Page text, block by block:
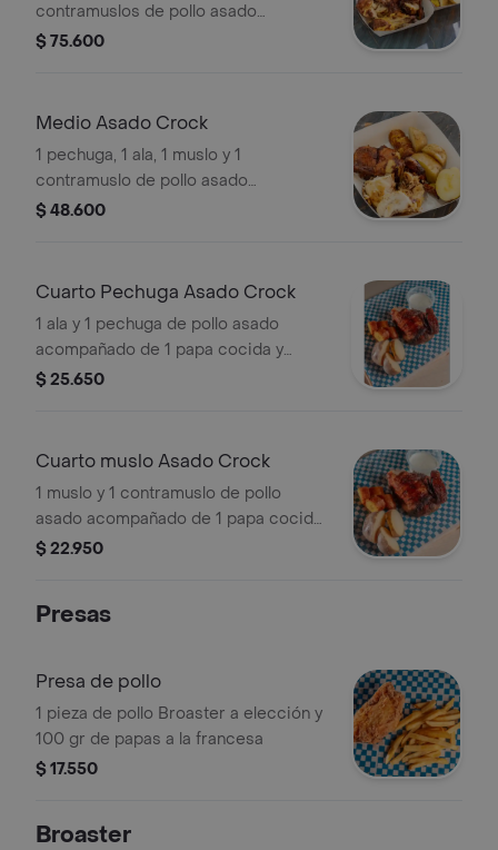
contramuslos de pollo asado
acompañado de 5 papas cocidas y 1
$ 75.600
Medio Asado Crock
1 pechuga, 1 ala, 1 muslo y 1
contramuslo de pollo asado
acompañado de 3 papas cocidas y
$ 48.600
Cuarto Pechuga Asado Crock
1 ala y 1 pechuga de pollo asado
acompañado de 1 papa cocida y
medio plátano maduro
$ 25.650
Cuarto muslo Asado Crock
1 muslo y 1 contramuslo de pollo
asado acompañado de 1 papa cocida
y medio plátano maduro
$ 22.950
Presas
Presa de pollo
1 pieza de pollo Broaster a elección y
100 gr de papas a la francesa
$ 17.550
Broaster